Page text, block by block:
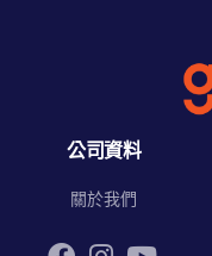
公司資料
關於我們